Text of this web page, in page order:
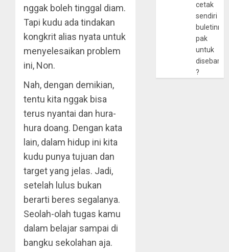
nggak boleh tinggal diam.
Tapi kudu ada tindakan
kongkrit alias nyata untuk
menyelesaikan problem
ini, Non.
Nah, dengan demikian,
tentu kita nggak bisa
terus nyantai dan hura-
hura doang. Dengan kata
lain, dalam hidup ini kita
kudu punya tujuan dan
target yang jelas. Jadi,
setelah lulus bukan
berarti beres segalanya.
Seolah-olah tugas kamu
dalam belajar sampai di
bangku sekolahan aja.
cetak
sendiri
pak
untuk
?